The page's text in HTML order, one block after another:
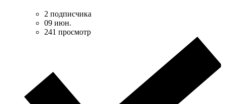
2 подписчика
09 июн.
241 просмотр